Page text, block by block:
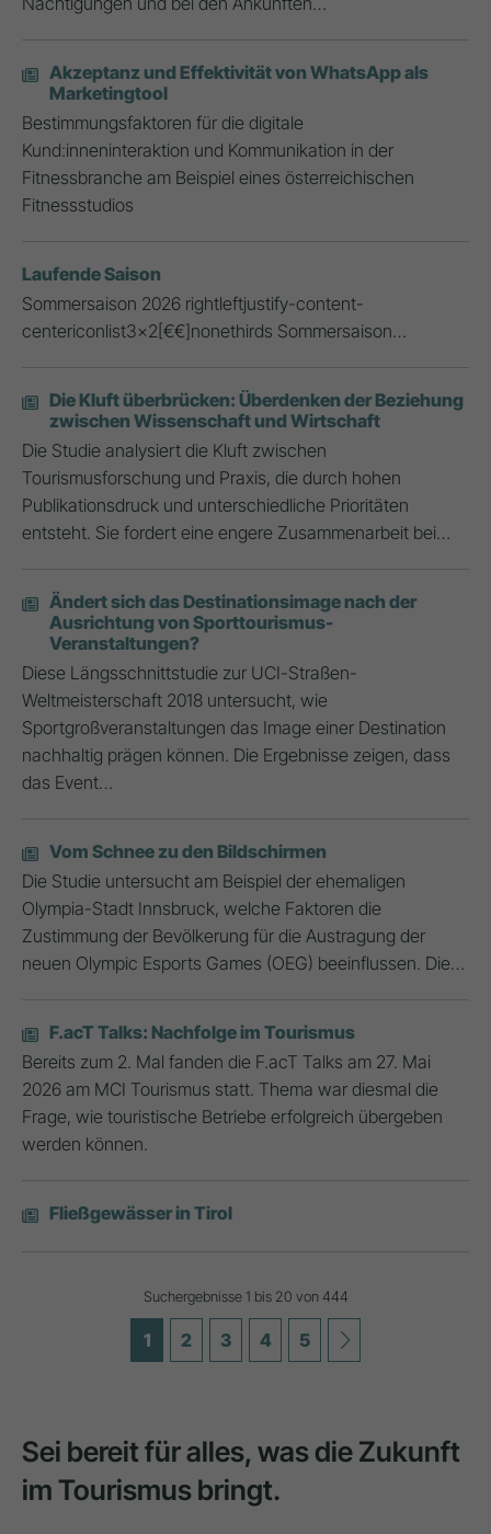
Akzeptanz und Effektivität von WhatsApp als
Marketingtool
Bestimmungsfaktoren für die digitale
Kund:inneninteraktion und Kommunikation in der
Fitnessbranche am Beispiel eines österreichischen
Fitnessstudios
Laufende Saison
Sommersaison 2026 rightleftjustify-content-
centericonlist3x2[€€]nonethirds Sommersaison…
Die Kluft überbrücken: Überdenken der Beziehung
zwischen Wissenschaft und Wirtschaft
Die Studie analysiert die Kluft zwischen
Tourismusforschung und Praxis, die durch hohen
Publikationsdruck und unterschiedliche Prioritäten
entsteht. Sie fordert eine engere Zusammenarbeit bei…
Ändert sich das Destinationsimage nach der
Ausrichtung von Sporttourismus-
Veranstaltungen?
Diese Längsschnittstudie zur UCI-Straßen-
Weltmeisterschaft 2018 untersucht, wie
Sportgroßveranstaltungen das Image einer Destination
nachhaltig prägen können. Die Ergebnisse zeigen, dass
das Event…
Vom Schnee zu den Bildschirmen
Die Studie untersucht am Beispiel der ehemaligen
Olympia-Stadt Innsbruck, welche Faktoren die
Zustimmung der Bevölkerung für die Austragung der
neuen Olympic Esports Games (OEG) beeinflussen. Die…
F.acT Talks: Nachfolge im Tourismus
Bereits zum 2. Mal fanden die F.acT Talks am 27. Mai
2026 am MCI Tourismus statt. Thema war diesmal die
Frage, wie touristische Betriebe erfolgreich übergeben
werden können.
Fließgewässer in Tirol
Suchergebnisse 1 bis 20 von 444
1 2 3 4 5
Sei bereit für alles, was die Zukunft
im Tourismus bringt.